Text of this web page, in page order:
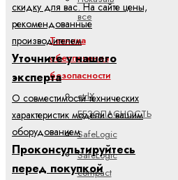
все
Техника
обеспечения
безопасности
ctrlX
БЕЗОПАСНОСТЬ
SafeLogic
SafeLogic
compact
скидку для вас. На сайте цены,
рекомендованные
производителем
Уточните у нашего
эксперта
О совместимости технических
характеристик модели с вашим
оборудованием
Проконсультируйтесь
перед покупкой